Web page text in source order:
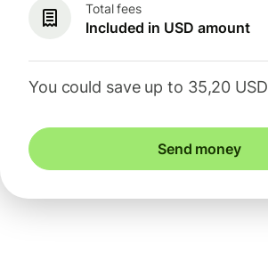
Total fees
Included in USD amount
You could save up to 35,20 USD
Send money